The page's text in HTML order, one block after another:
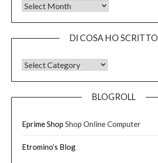
Tutto quello che ho scritto
DI COSA HO SCRITTO
DI COSA HO SCRITTO
BLOGROLL
Eprime Shop Shop Online Computer
Etromino’s Blog